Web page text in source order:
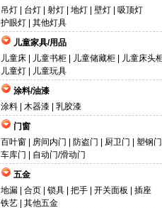
吊灯| 台灯| 射灯| 地灯| 壁灯| 吸顶灯
护眼灯| 其他灯具
儿童家具/用品
儿童床| 儿童书柜| 儿童储藏柜|
儿童床头
儿童灯|
儿童玩具
涂料/油漆
涂料| 木器漆| 乳胶漆
门窗
百叶窗| 房间内门 防盗门 厨卫门
塑钢
车库门
自动门/滑动门
五金
地漏| 合页| 锁具| 把手| 开关面板
插座
铁艺| 其他五金